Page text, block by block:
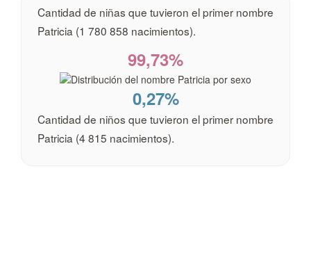
Cantidad de niñas que tuvieron el primer nombre
Patricia (1 780 858 nacimientos).
99,73%
0,27%
Cantidad de niños que tuvieron el primer nombre
Patricia (4 815 nacimientos).